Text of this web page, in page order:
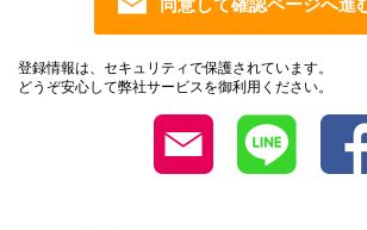
登録情報は、セキュリティで保護されています。
どうぞ安心して弊社サービスを御利用ください。